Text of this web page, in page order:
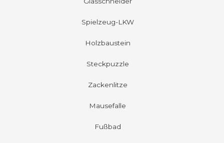
Spielzeug-LKW
Holzbaustein
Steckpuzzle
Zackenlitze
Mausefalle
Fußbad